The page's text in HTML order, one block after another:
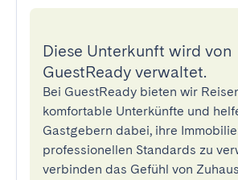
Diese Unterkunft wird von
GuestReady verwaltet.
Bei GuestReady bieten wir
komfortable Unterkünfte und
Gastgebern dabei, ihre
professionellen Standards zu
verbinden das Gefühl von